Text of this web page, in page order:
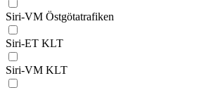
Siri-VM Östgötatrafiken
Siri-ET KLT
Siri-VM KLT